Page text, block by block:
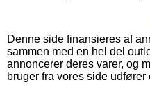
Denne side finansieres af
sammen med en hel del
annoncerer deres varer, og
bruger fra vores side udfører